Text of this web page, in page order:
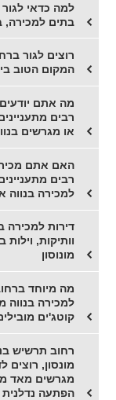
למה כדאי לגור
בתים למכירה,
רוצים לגור
המקום הטוב
מה אתם יודעים
רבים
או מגרשים
האם אתם
רבים
למכירה בנווה
דירות למכירה
וותיקות,
מונוסון
מה מיוחד
למכירה בנווה
קוטג'ים
רחוב תרשיש
מונסון,
מגרשים מאד
הפתעה נדלנית